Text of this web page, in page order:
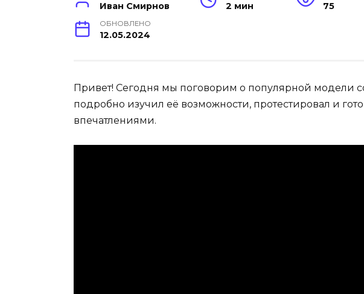
Иван Смирнов 2 мин 75
ОБНОВЛЕНО
12.05.2024
Привет! Сегодня мы поговорим о популярной модели
подробно изучил её возможности, протестировал и
впечатлениями.